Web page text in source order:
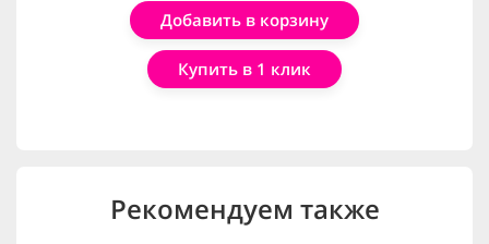
Добавить в корзину
Купить в 1 клик
Рекомендуем также